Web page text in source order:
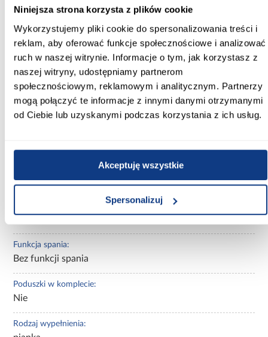
Niniejsza strona korzysta z plików cookie
Wykorzystujemy pliki cookie do spersonalizowania treści i
reklam, aby oferować funkcje społecznościowe i analizować
ruch w naszej witrynie. Informacje o tym, jak korzystasz z
naszej witryny, udostępniamy partnerom
społecznościowym, reklamowym i analitycznym. Partnerzy
mogą połączyć te informacje z innymi danymi otrzymanymi
od Ciebie lub uzyskanymi podczas korzystania z ich usług.
Akceptuję wszystkie
Spersonalizuj
Głębokość [cm]:
Wysokość [cm]:
85.00
Głębokość siedziska [cm]:
52.00
Tak
Funkcja spania:
Bez funkcji spania
Poduszki w komplecie:
Nie
Rodzaj wypełnienia: